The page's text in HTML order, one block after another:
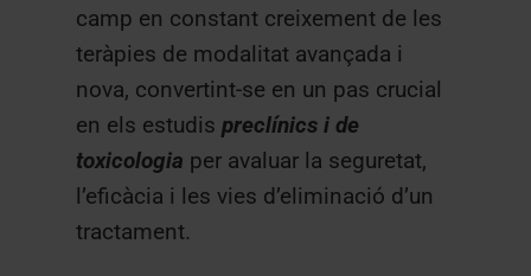
camp en constant creixement de les
teràpies de modalitat avançada i
nova, convertint-se en un pas crucial
en els estudis preclínics i de
toxicologia per avaluar la seguretat,
l’eficàcia i les vies d’eliminació d’un
tractament.